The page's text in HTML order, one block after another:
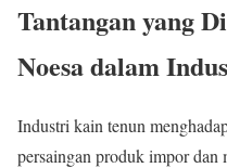
Tantangan yang
Noesa dalam
Industri kain tenun
persaingan produk impor dan